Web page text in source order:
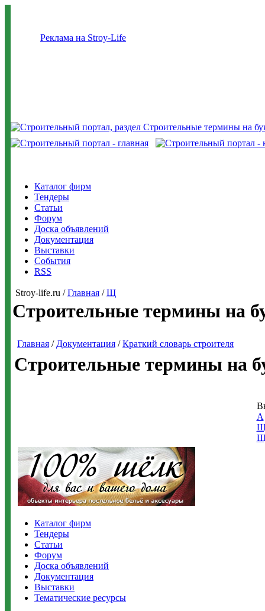
Реклама на Stroy-Life
Каталог фирм
Тендеры
Статьи
Форум
Доска объявлений
Документация
Выставки
События
RSS
Stroy-life.ru /Главная /Щ
Строительные термины на
Главная / Документация /Краткий словарь строителя
Строительные термины на
А
Каталог фирм
Тендеры
Статьи
Форум
Доска объявлений
Документация
Выставки
Тематические ресурсы